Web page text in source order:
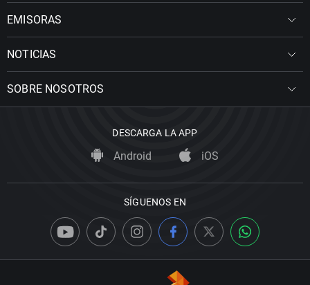
EMISORAS
NOTICIAS
SOBRE NOSOTROS
DESCARGA LA APP
Android iOS
SÍGUENOS EN